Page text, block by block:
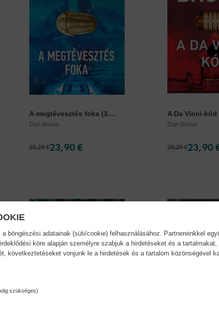
A megtévesztés foka (3....
Dan Brown
26,29 €23,90 €
A Da Vinci-
Dan Brown
26,29 €23,90
böngészési adatainak (süti/cookie) felhasználásához. Partnereinkkel
köre alapján személyre szabjuk a hirdetéseket és a tartalmakat,
következtetéseket vonjunk le a hirdetések és a tartalom közönségével
szükséges)